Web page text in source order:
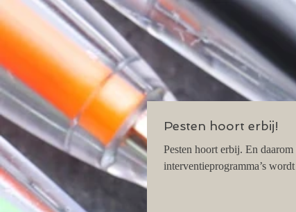
Pesten hoort erbij!
Pesten hoort erbij. En
interventieprogramma’s wordt